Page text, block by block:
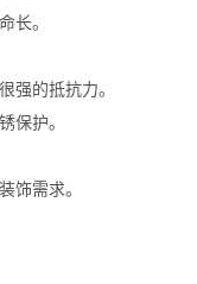
长。
强的抵抗力。
保护。
饰需求。